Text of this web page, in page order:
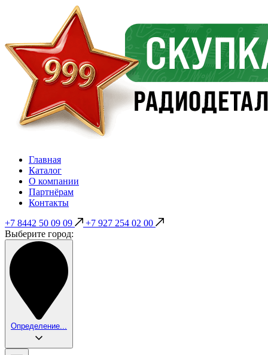
Главная
Каталог
О компании
Партнёрам
Контакты
+7 8442 50 09 09
+7 927 254 02 00
Выберите город:
Определение...